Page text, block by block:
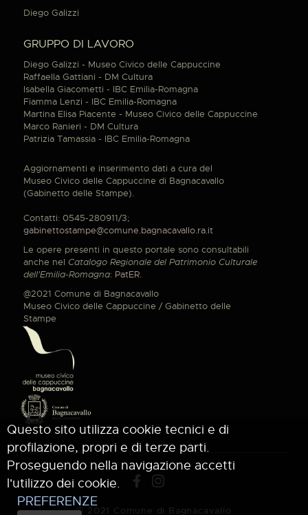
Diego Galizzi
GRUPPO DI LAVORO
Diego Galizzi - Museo Civico delle Cappuccine
Raffaella Gattiani - DM Cultura
Isabella Giacometti - IBC Emilia-Romagna
Fiamma Lenzi - IBC Emilia-Romagna
Martina Elisa Piacente - Museo Civico delle Cappuccine
Marco Ranieri - DM Cultura
Patrizia Tamassia - IBC Emilia-Romagna
Aggiornamenti e inserimento dati a cura del
Museo Civico delle Cappuccine di Bagnacavallo
(Gabinetto delle Stampe).
Contatti: 0545-280911/3;
gabinettostampe@comune.bagnacavallo.ra.it
Le opere presenti in questo portale sono consultabili
anche nel Catalogo Regionale del Patrimonio Culturale
dell'Emilia-Romagna: PatER.
@2021 Comune di Bagnacavallo
Museo Civico delle Cappuccine / Gabinetto delle
Stampe
© 2021 Comune di Bagnacavallo
Questo sito utilizza cookie tecnici e di
profilazione, propri e di terze parti.
Proseguendo nella navigazione accetti
l'utilizzo dei cookie.
PREFERENZE